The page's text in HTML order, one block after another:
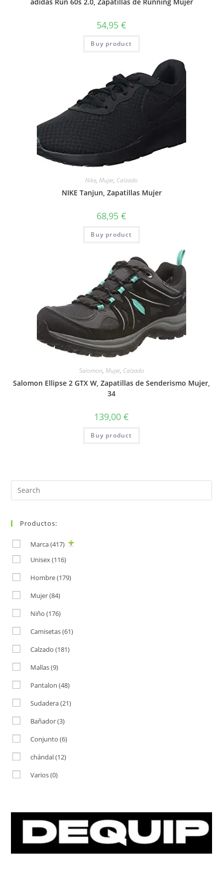
54,95 €
Buy product
Nike, Mujer, Calzado
NIKE Tanjun, Zapatillas Mujer
68,95 €
Buy product
Salomon, Mujer, Calzado
Salomon Ellipse 2 GTX W, Zapatillas de Senderismo Mujer,
34
139,00 €
Buy product
Search
for:
Productos:
Marca(417)
Unisex (116)
Hombre(179)
Mujer(84)
Niño (176)
Camisetas(61)
Calzado (181)
Mallas(9)
Pantalon (48)
Sudadera(21)
Bañador(3)
Conjunto (6)
chándal(12)
Varios(0)